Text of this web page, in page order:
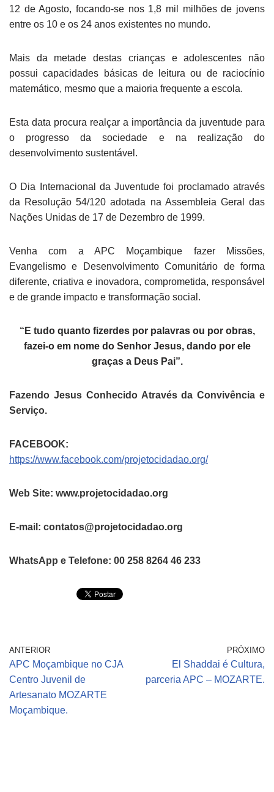
12 de Agosto, focando-se nos 1,8 mil milhões de jovens
entre os 10 e os 24 anos existentes no mundo.
Mais da metade destas crianças e adolescentes não
possui capacidades básicas de leitura ou de raciocínio
matemático, mesmo que a maioria frequente a escola.
Esta data procura realçar a importância da juventude para
o progresso da sociedade e na realização do
desenvolvimento sustentável.
O Dia Internacional da Juventude foi proclamado através
da Resolução 54/120 adotada na Assembleia Geral das
Nações Unidas de 17 de Dezembro de 1999.
Venha com a APC Moçambique fazer Missões,
Evangelismo e Desenvolvimento Comunitário de forma
diferente, criativa e inovadora, comprometida, responsável
e de grande impacto e transformação social.
“E tudo quanto fizerdes por palavras ou por obras,
fazei-o em nome do Senhor Jesus, dando por ele
graças a Deus Pai”.
Fazendo Jesus Conhecido Através da Convivência e
Serviço.
FACEBOOK:
https://www.facebook.com/projetocidadao.org/
Web Site: www.projetocidadao.org
E-mail: contatos@projetocidadao.org
WhatsApp e Telefone: 00 258 8264 46 233
ANTERIOR
APC Moçambique no CJA
Centro Juvenil de
Artesanato MOZARTE
Moçambique.
PRÓXIMO
El Shaddai é Cultura,
parceria APC – MOZARTE.